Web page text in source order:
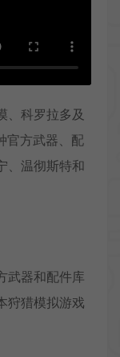
、科罗拉多及
官方武器、配
、温彻斯特和
武器和配件库
狩猎模拟游戏